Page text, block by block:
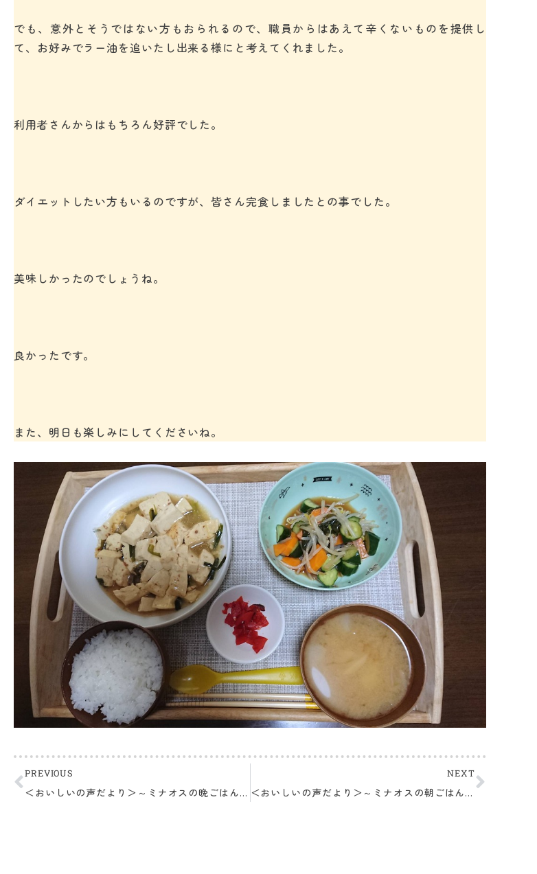
でも、意外とそうではない方もおられるので、職員からはあえて辛くないものを提供し
て、お好みでラー油を追いたし出来る様にと考えてくれました。
利用者さんからはもちろん好評でした。
ダイエットしたい方もいるのですが、皆さん完食しましたとの事でした。
美味しかったのでしょうね。
良かったです。
また、明日も楽しみにしてくださいね。
PREVIOUS
＜おいしいの声だより＞～ミナオスの晩ごはんより～
NEXT
＜おいしいの声だより＞～ミナオスの朝ごはんより～